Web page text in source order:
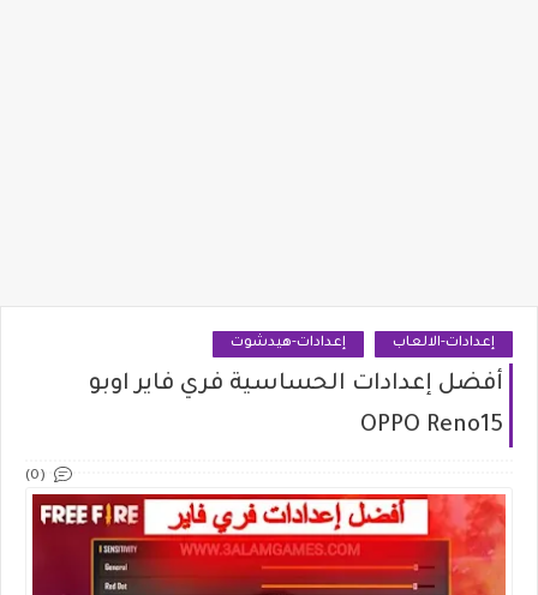
إعدادات-الالعاب إعدادات-هيدشوت
أفضل إعدادات الحساسية فري فاير اوبو
OPPO Reno15
(0)